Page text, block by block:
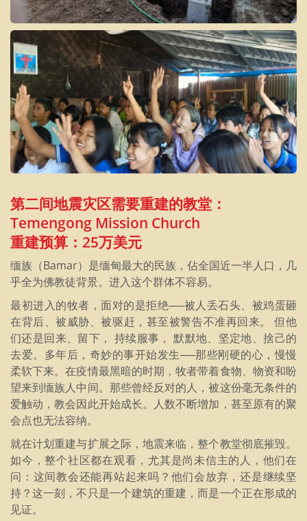
第二间地震灾区需要重建的教堂：
Temengong Mission Church
重建预算：25万美元
缅族（Bamar）是缅甸最大的民族，佔全国近一半人口，几
乎全为佛教徒背景。进入这个群体不容易。
最初进入的牧者，面对的是拒绝──被人丢石头、被鸡蛋砸
在背后、被威胁、被驱赶，甚至被警告不准再回来。 但他
们还是回来、留下， 持续服事， 默默地、坚定地、捨己的
去爱。多年后，奇妙的事开始发生──那些刚硬的心，慢慢
柔软下来。在疫情最黑暗的时期，牧者带着食物、物资和盼
望来到缅族人中间。那些曾经反对的人，被这份毫无条件的
爱触动，教会因此开始成长。人数不断增加，甚至原有的聚
会点也无法容纳。
就在计划重建与扩展之际，地震来临，整个教堂彻底摧毁。
如今，整个社区都在观看，尤其是尚未信主的人，他们在
问：这间教会还能再站起来吗？他们会放弃，还是继续坚
持？这一刻，不只是一个建筑的重建，而是一个正在形成的
见证。